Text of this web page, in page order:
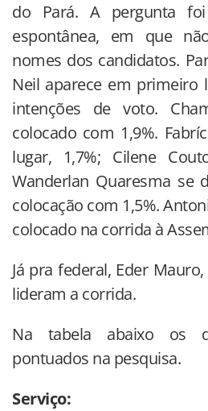
do Pará. A pergunta
espontânea, em que
nomes dos candidatos.
Neil aparece em primeiro
intenções de voto.
colocado com 1,9%.
lugar, 1,7%; Cilene
Wanderlan Quaresma se
colocação com 1,5%.
colocado na corrida à
Já pra federal, Eder
lideram a corrida.
Na tabela abaixo os
pontuados na pesquisa.
Serviço: